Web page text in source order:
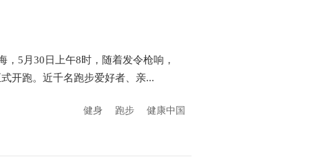
5月30日上午8时，随着发令枪响，
开跑。近千名跑步爱好者、亲...
健身 跑步 健康中国